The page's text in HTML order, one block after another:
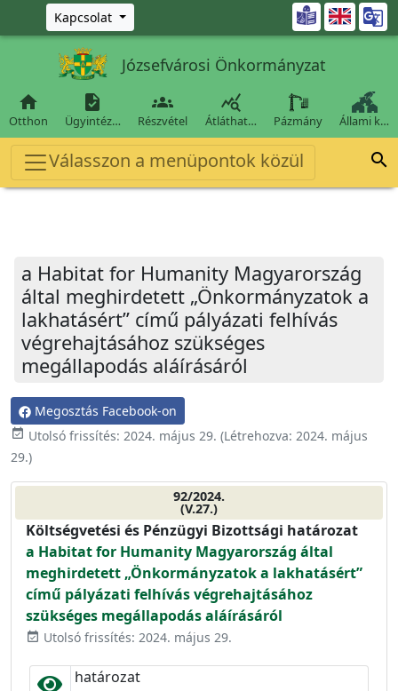
Ugrás a fő tartalomra
Kapcsolat 
Józsefvárosi Önkormányzat

Otthon

Ügyintéz…

Részvétel

Átláthat… Pázmány Állami k…
Válasszon a menüpontok közül 
a Habitat for Humanity Magyarország
által meghirdetett „Önkormányzatok a
lakhatásért” című pályázati felhívás
végrehajtásához szükséges
megállapodás aláírásáról
Megosztás Facebook-on
event_available Utolsó frissítés: 2024. május 29. (Létrehozva: 2024. május
29.)
92/2024.
(V.27.)
Költségvetési és Pénzügyi Bizottsági határozat
a Habitat for Humanity Magyarország által
meghirdetett „Önkormányzatok a lakhatásért”
című pályázati felhívás végrehajtásához
szükséges megállapodás aláírásáról
event_available Utolsó frissítés: 2024. május 29.
határozat